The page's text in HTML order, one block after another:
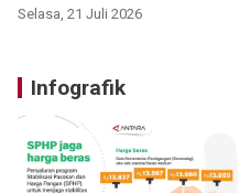
Selasa, 21 Juli 2026
Infografik